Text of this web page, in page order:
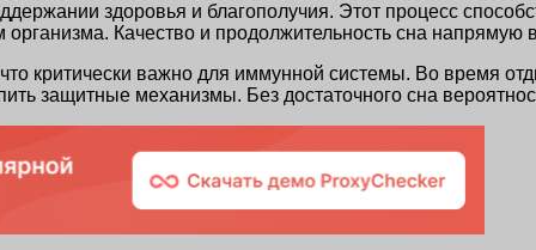
здоровья и благополучия. Этот процесс
Качество и продолжительность сна напрямую
критически важно для иммунной системы. Во время
защитные механизмы. Без достаточного сна